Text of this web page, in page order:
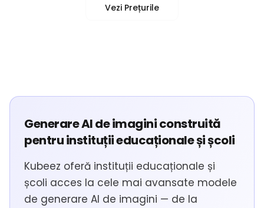
Vezi Prețurile
Generare AI de imagini construită
pentru instituții educaționale și școli
Kubeez oferă instituții educaționale și
școli acces la cele mai avansate modele
de generare AI de imagini — de la